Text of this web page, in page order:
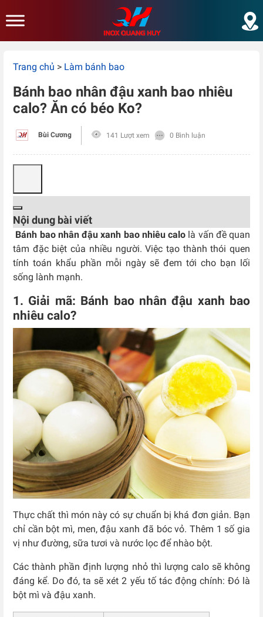
Trang chủ > Làm bánh bao
Bánh bao nhân đậu xanh bao nhiêu
calo? Ăn có béo Ko?
Bùi Cương 141 Lượt xem 0 Bình luận
Nội dung bài viết
Bánh bao nhân đậu xanh bao nhiêu calo là vấn đề quan
tâm đặc biệt của nhiều người. Việc tạo thành thói quen
tính toán khẩu phần mỗi ngày sẽ đem tới cho bạn lối
sống lành mạnh.
1. Giải mã: Bánh bao nhân đậu xanh bao
nhiêu calo?
Thực chất thì món này có sự chuẩn bị khá đơn giản. Bạn
chỉ cần bột mì, men, đậu xanh đã bóc vỏ. Thêm 1 số gia
vị như đường, sữa tươi và nước lọc để nhào bột.
Các thành phần định lượng nhỏ thì lượng calo sẽ không
đáng kể. Do đó, ta sẽ xét 2 yếu tố tác động chính: Đó là
bột mì và đậu xanh.